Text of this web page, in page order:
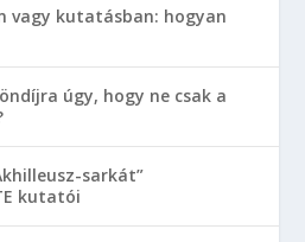
vagy kutatásban: hogyan
úgy, hogy ne csak a
sarkát”
kutatói